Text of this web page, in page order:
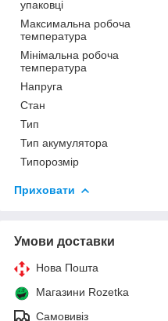
упаковці
Максимальна робоча
температура
Мінімальна робоча
температура
Напруга
Стан
Тип
Тип акумулятора
Типорозмір
Приховати
Умови доставки
Нова Пошта
Магазини Rozetka
Самовивіз